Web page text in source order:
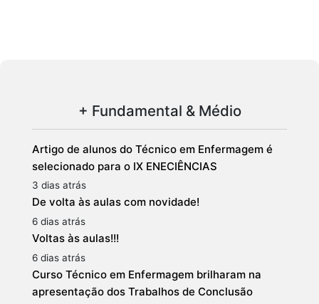
+ Fundamental & Médio
Artigo de alunos do Técnico em Enfermagem é
selecionado para o IX ENECIÊNCIAS
3 dias atrás
De volta às aulas com novidade!
6 dias atrás
Voltas às aulas!!!
6 dias atrás
Curso Técnico em Enfermagem brilharam na
apresentação dos Trabalhos de Conclusão